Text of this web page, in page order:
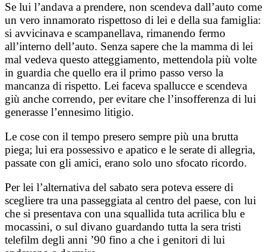
Se lui l’andava a prendere, non scendeva dall’auto come
un vero innamorato rispettoso di lei e della sua famiglia:
si avvicinava e scampanellava, rimanendo fermo
all’interno dell’auto. Senza sapere che la mamma di lei
mal vedeva questo atteggiamento, mettendola più volte
in guardia che quello era il primo passo verso la
mancanza di rispetto. Lei faceva spallucce e scendeva
giù anche correndo, per evitare che l’insofferenza di lui
generasse l’ennesimo litigio.
Le cose con il tempo presero sempre più una brutta
piega; lui era possessivo e apatico e le serate di allegria,
passate con gli amici, erano solo uno sfocato ricordo.
Per lei l’alternativa del sabato sera poteva essere di
scegliere tra una passeggiata al centro del paese, con lui
che si presentava con una squallida tuta acrilica blu e
mocassini, o sul divano guardando tutta la sera tristi
telefilm degli anni ’90 fino a che i genitori di lui